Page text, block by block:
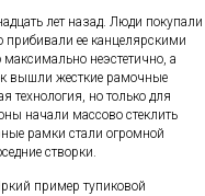
лет назад. Люди покупали
прибивали ее канцелярскими
неэстетично, а
вышли жесткие рамочные
технология, но только для
начали массово стеклить
рамки стали огромной
створки.
пример тупиковой